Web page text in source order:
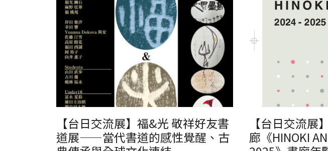
【台日交流展】福&光 敬祥好友書
道展——當代書道的感性覺醒、古
【台日交流展
廊《HINOKI